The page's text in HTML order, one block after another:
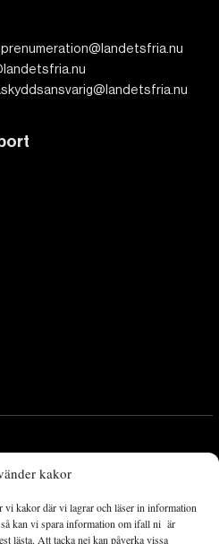
kakor
vi kakor där vi lagrar och läser in information
så kan vi spara information om ifall ni är
lästa. Att tacka nej kan påverka vissa
prenumeration@landetsfria.nu
med bred bevakning av
och globalt och med fokus på